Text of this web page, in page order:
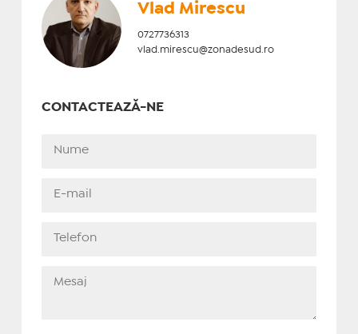
Vlad Mirescu
0727736313
vlad.mirescu@zonadesud.ro
CONTACTEAZĂ-NE